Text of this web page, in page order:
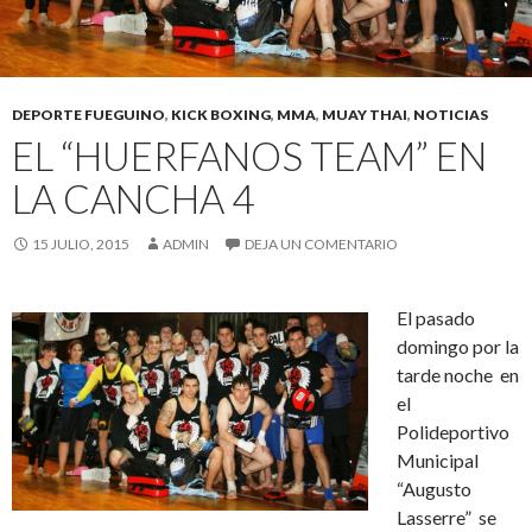
DEPORTE FUEGUINO, KICK BOXING, MMA, MUAY THAI, NOTICIAS
EL “HUERFANOS TEAM” EN
LA CANCHA 4
15 JULIO, 2015 ADMIN DEJA UN COMENTARIO
El pasado
domingo por la
tarde noche en
el
Polideportivo
Municipal
“Augusto
Lasserre” se